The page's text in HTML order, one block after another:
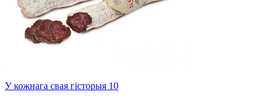
У кожнага свая гісторыя 10